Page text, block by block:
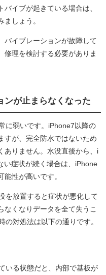
イブが起きている場合は、
ましょう。
バイブレーションが故障して
修理を検討する必要がありま
ンが止まらなくなった
に弱いです。iPhone7以降の
すが、完全防水ではないため
ありません。水没直後から、i
い症状が続く場合は、iPhone
性が高いです。
を放置すると症状が悪化して
なくなりデータを全て失うこ
の対処法は以下の通りです。
いる状態だと、内部で基板が